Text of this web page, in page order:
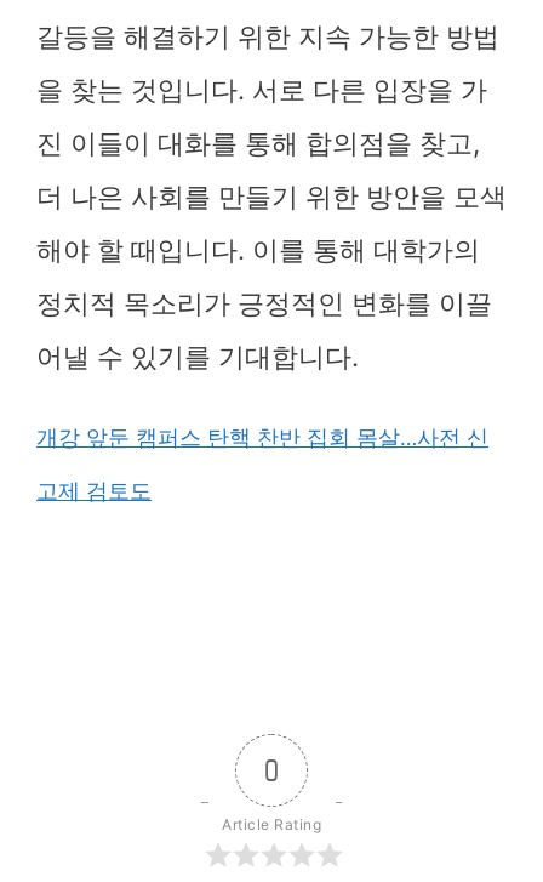
갈등을 해결하기 위한 지속 가능한 방법
을 찾는 것입니다. 서로 다른 입장을 가
진 이들이 대화를 통해 합의점을 찾고,
더 나은 사회를 만들기 위한 방안을 모색
해야 할 때입니다. 이를 통해 대학가의
정치적 목소리가 긍정적인 변화를 이끌
어낼 수 있기를 기대합니다.
개강 앞둔 캠퍼스 탄핵 찬반 집회 몸살…사전 신
고제 검토도
0
Article Rating